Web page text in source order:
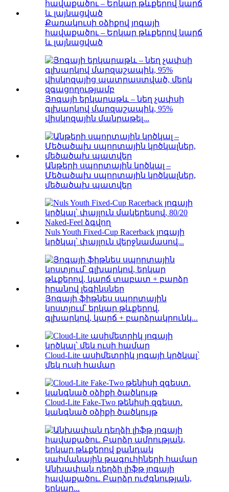
Քառակուսի օձիքով յոգայի
հավաքածու – Երկար թևքերով կարճ
և լայնացված
Յոգայի երկարաթև – նեղ չափսի
գլխարկով մարզաշապիկ, 95%
վիսկոզային մանրաթել...
Անթերի սպորտային կրծկալ –
Մեծածախ սպորտային կրծկալներ,
մեծածախ պատվեր
Nuls Youth Fixed-Cup Racerback յոգայի
կրծկալ՝ փայլուն վերջնամասով...
Յոգայի ֆիթնես սպորտային
կոստյում՝ երկար թևքերով,
գլխարկով, կարճ + բարձրակրունկ...
Cloud-Lite ասիմետրիկ յոգայի կրծկալ՝
մեկ ուսի համար
Cloud-Lite Fake-Two թենիսի զգեստ.
կանգնած օձիքի ծածկույթ
Անխափան դեղձի լիֆթ յոգայի
հավաքածու. Բարձր ուժգնության,
երկար...